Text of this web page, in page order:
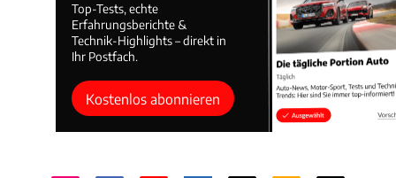
Top-Tests, echte
Erfahrungsberichte &
Technik-Highlights – direkt in
Ihr Postfach.
Kostenlos abonnieren